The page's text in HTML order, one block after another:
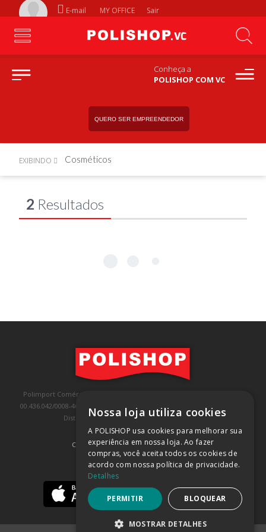
E-mail MY OFFICE Sair
Conheça a
POLISHOP COM VC
QUERO SER EMPREENDEDOR
EXIBINDO Cosméticos
2 Resultados
Polimport Comércio e Exportação LTDA, inscrita no CNPJ/MF sob o nº
00.436.042/0008-46, IE 407.458.707.103, com sede na Rua Kanebo, nº 175,
Distrito Industrial, Jundiaí/SP, CEP: 13213-090
COMPRA 100% SEGURA (SAIBA MAIS)
BAIXE NOSSO APP
Nossa loja utiliza cookies
A POLISHOP usa cookies para melhorar sua
experiência em nossa loja. Ao fazer
compras, você aceita todos os cookies de
acordo com nossa política de privacidade.
Detalhes
PERMITIR BLOQUEAR
MOSTRAR DETALHES